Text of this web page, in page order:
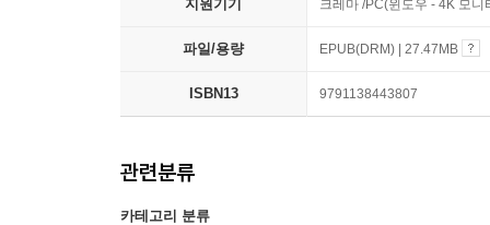
지원기기 크레마 /PC(윈도우 - 4K 모
파일/용량 EPUB(DRM) | 27.47MB
ISBN13 9791138443807
관련분류
카테고리 분류